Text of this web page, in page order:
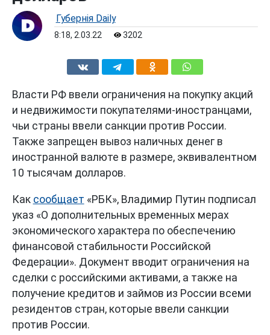
Губернiя Daily
8:18, 2.03.22 3202
Власти РФ ввели ограничения на покупку акций
и недвижимости покупателями-иностранцами,
чьи страны ввели санкции против России.
Также запрещен вывоз наличных денег в
иностранной валюте в размере, эквивалентном
10 тысячам долларов.
Как сообщает «РБК», Владимир Путин подписал
указ «О дополнительных временных мерах
экономического характера по обеспечению
финансовой стабильности Российской
Федерации». Документ вводит ограничения на
сделки с российскими активами, а также на
получение кредитов и займов из России всеми
резидентов стран, которые ввели санкции
против России.